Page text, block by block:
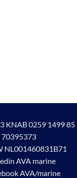
KNAB 0259 1499 85
70395373
NL001460831B71
AVA marine
AVA/marine